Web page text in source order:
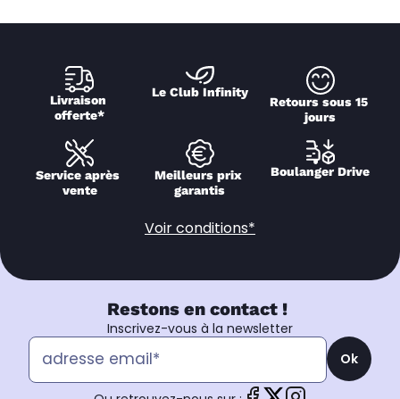
Livraison
offerte*
Le Club Infinity
Retours sous 15
jours
Service après
vente
Meilleurs prix
garantis
Boulanger Drive
Voir conditions*
Restons en contact !
Inscrivez-vous à la newsletter
Ok